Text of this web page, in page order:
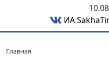
ИА
Главная